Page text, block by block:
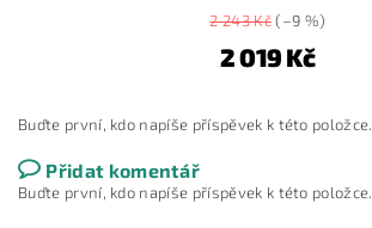
2 243 Kč(–9 %)
2 019 Kč
Buďte první, kdo napíše příspěvek k této položce.
Přidat komentář
Buďte první, kdo napíše příspěvek k této položce.